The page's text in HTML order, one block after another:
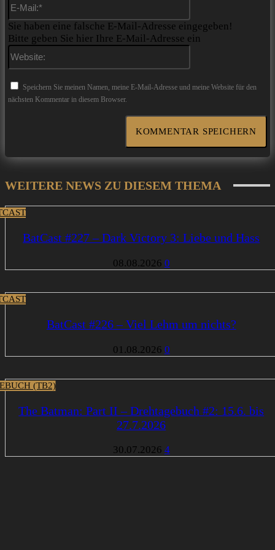
Sie haben eine falsche E-Mail-Adresse eingegeben!
Bitte geben Sie hier Ihre E-Mail-Adresse ein
Speichern Sie meinen Namen, meine E-Mail-Adresse und meine Website für den
nächsten Kommentar in diesem Browser.
WEITERE NEWS ZU DIESEM THEMA
BatCast #227 – Dark Victory 3: Liebe und Hass
08.08.2026 0
BatCast #226 – Viel Lehm um nichts?
01.08.2026 0
(TB2)
The Batman: Part II – Drehtagebuch #2: 15.6. bis
27.7.2026
30.07.2026 4